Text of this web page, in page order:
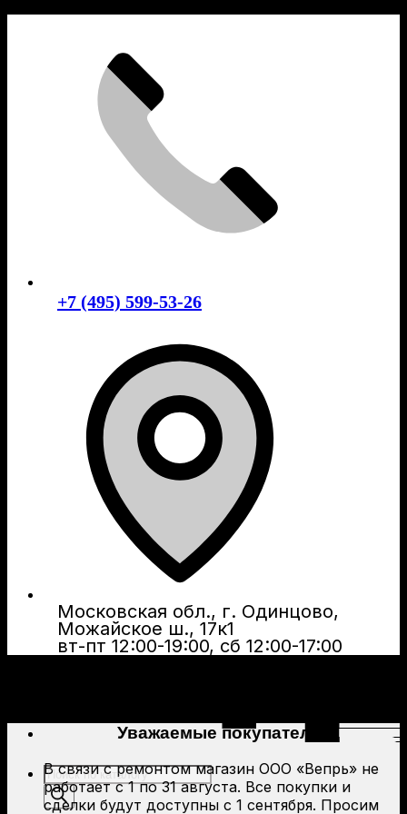
+7 (495) 599-53-26
Московская обл., г. Одинцово,
Можайское ш., 17к1
вт-пт 12:00-19:00, сб 12:00-17:00
Поиск
товаров
Уважаемые покупатели!
В связи с ремонтом магазин ООО «Вепрь» не
работает с 1 по 31 августа. Все покупки и
сделки будут доступны с 1 сентября. Просим